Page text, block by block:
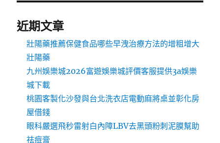
近期文章
壯陽藥推薦保健食品哪些早洩治療方法的增粗增大
壯陽藥
九州娛樂城2026富遊娛樂城評價客服提供3a娛樂
城下載
桃園客製化沙發與台北洗衣店電動麻將桌並彰化房
屋借錢
眼科嚴選飛秒雷射白內障LBV去黑頭粉刺泥膜幫助
祛痘膏